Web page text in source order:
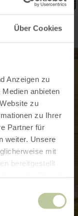
Über Cookies
Anzeigen zu
anbieten
zu
zu Ihrer
Partner für
weiter. Unsere
mit
bereitgestellt